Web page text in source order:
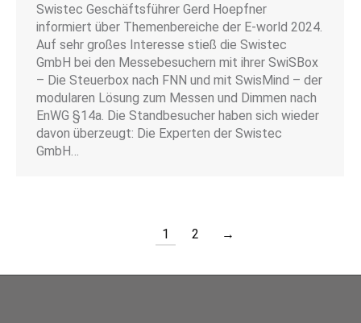
Swistec Geschäftsführer Gerd Hoepfner
informiert über Themenbereiche der E-world 2024.
Auf sehr großes Interesse stieß die Swistec
GmbH bei den Messebesuchern mit ihrer SwiSBox
– Die Steuerbox nach FNN und mit SwisMind – der
modularen Lösung zum Messen und Dimmen nach
EnWG §14a. Die Standbesucher haben sich wieder
davon überzeugt: Die Experten der Swistec
GmbH…
1 2 →